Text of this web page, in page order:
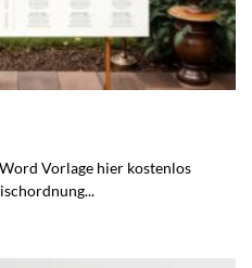
Vorlage hier kostenlos